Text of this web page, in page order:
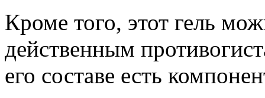
Кроме того, этот гель
действенным
его составе есть